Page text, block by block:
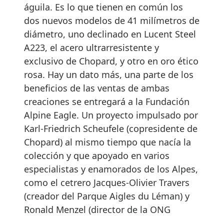
águila. Es lo que tienen en común los
dos nuevos modelos de 41 milímetros de
diámetro, uno declinado en Lucent Steel
A223, el acero ultrarresistente y
exclusivo de Chopard, y otro en oro ético
rosa. Hay un dato más, una parte de los
beneficios de las ventas de ambas
creaciones se entregará a la Fundación
Alpine Eagle. Un proyecto impulsado por
Karl-Friedrich Scheufele (copresidente de
Chopard) al mismo tiempo que nacía la
colección y que apoyado en varios
especialistas y enamorados de los Alpes,
como el cetrero Jacques-Olivier Travers
(creador del Parque Aigles du Léman) y
Ronald Menzel (director de la ONG